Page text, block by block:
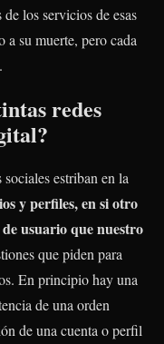
los servicios de esas
a su muerte, pero cada
redes
estriban en la
y perfiles, en si otro
usuario que nuestro
que piden para
En principio hay una
de una orden
de una cuenta o perfil